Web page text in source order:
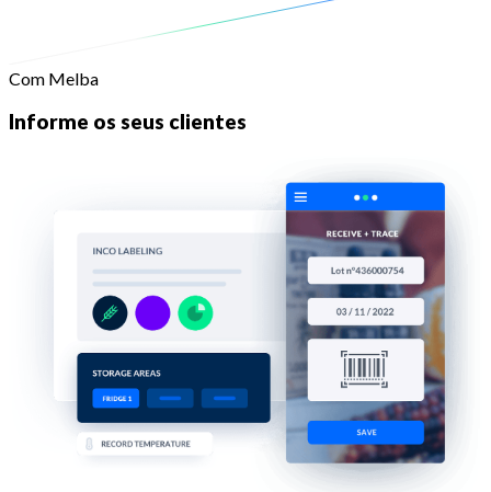
Com Melba
Informe os seus clientes